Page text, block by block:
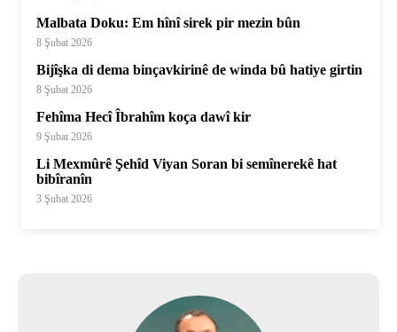
Malbata Doku: Em hînî sirek pir mezin bûn
8 Şubat 2026
Bijîşka di dema binçavkirinê de winda bû hatiye girtin
8 Şubat 2026
Fehîma Hecî Îbrahîm koça dawî kir
9 Şubat 2026
Li Mexmûrê Şehîd Viyan Soran bi semînerekê hat
bibîranîn
3 Şubat 2026